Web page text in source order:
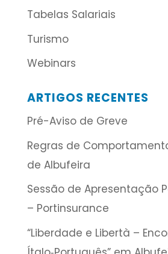
Tabelas Salariais
Turismo
Webinars
ARTIGOS RECENTES
Pré-Aviso de Greve
Regras de
de Albufeira
Sessão de Apresentação
– Portinsurance
“Liberdade e Libertà –